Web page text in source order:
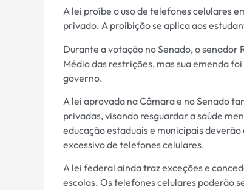
A lei proíbe o uso de telefones celulares
privado. A proibição se aplica aos
Durante a votação no Senado, o senador
Médio das restrições, mas sua emenda
governo.
A lei aprovada na Câmara e no Senado
privadas, visando resguardar a saúde
educação estaduais e municipais
excessivo de telefones celulares.
A lei federal ainda traz exceções e
escolas. Os telefones celulares poderão